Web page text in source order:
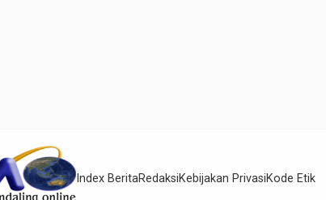
Index BeritaRedaksiKebijakan PrivasiKode Etik